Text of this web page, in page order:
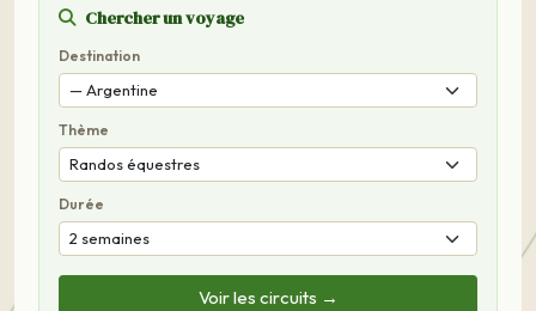
Chercher un voyage
Destination
Thème
Durée
Voir les circuits →